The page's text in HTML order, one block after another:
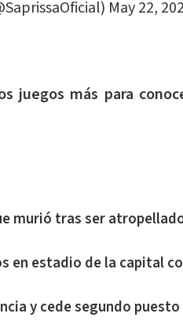
May 22,
juegos más para
murió tras ser
en estadio de la capital
y cede segundo